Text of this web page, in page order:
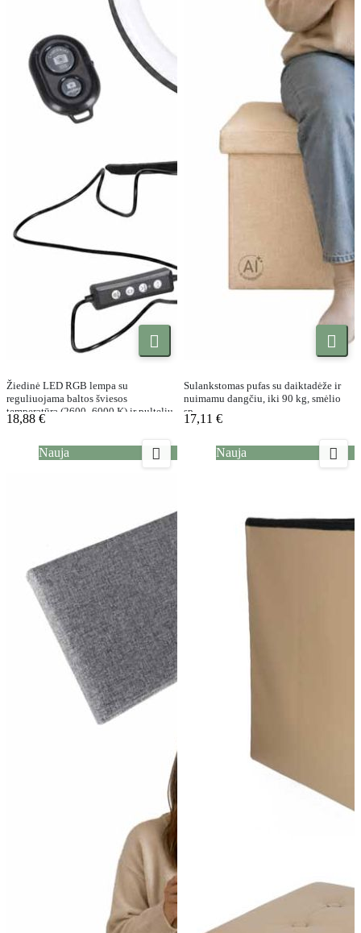

Žiedinė LED RGB lempa su
reguliuojama baltos šviesos
temperatūra (2600–6000 K) ir pulteliu
18,88 €

Sulankstomas pufas su daiktadėže ir
nuimamu dangčiu, iki 90 kg, smėlio
sp.
17,11 €
Nauja  Nauja 